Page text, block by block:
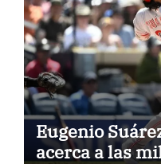
Eugenio
acerca a las